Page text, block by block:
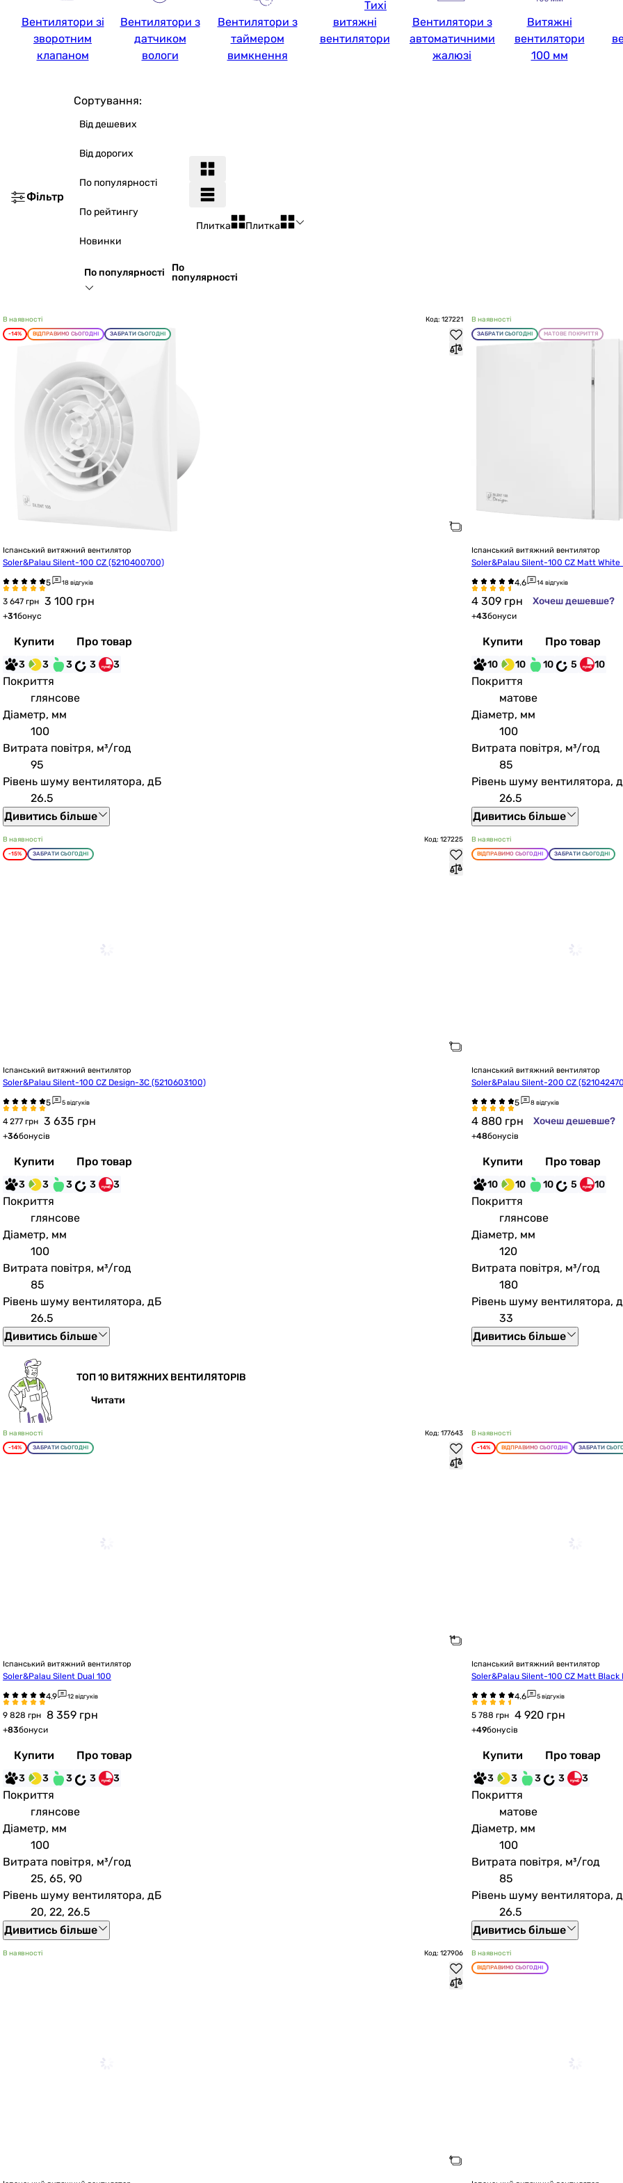
Вентилятори зі
зворотним
клапаном
Вентилятори з
датчиком
вологи
Вентилятори з
таймером
вимкнення
Тихі
витяжні
вентилятори
Вентилятори з
автоматичними
жалюзі
Витяжні
вентилятори
100 мм
Фільтр
Сортування:
Від дешевих
Від дорогих
По популярності
По рейтингу
Новинки
По популярності
По
популярності
Плитка Плитка
В наявності Код: 127221
-14% ВІДПРАВИМО СЬОГОДНІ ЗАБРАТИ СЬОГОДНІ
Іспанський витяжний вентилятор
Soler&Palau Silent-100 CZ (5210400700)
18 відгуків
3 647 грн 3 100 грн
+31бонус
Купити Про товар
3 3 3 3 3
Покриття
глянсове
Діаметр, мм
100
Витрата повітря, м³/год
95
Рівень шуму вентилятора, дБ
26.5
Дивитись більше
В наявності
ЗАБРАТИ СЬОГОДНІ МАТОВЕ ПОКРИТТЯ
Іспанський витяжний вентилятор
Soler&Palau Silent-100 CZ Matt White
14 відгуків
4 309 грн Хочеш дешевше?
+43бонуси
Купити Про товар
10 10 10 5 10
Покриття
матове
Діаметр, мм
100
Витрата повітря, м³/год
85
Рівень шуму вентилятора,
26.5
Дивитись більше
В наявності Код: 127225
-15% ЗАБРАТИ СЬОГОДНІ
Іспанський витяжний вентилятор
Soler&Palau Silent-100 CZ Design-3C (5210603100)
5 відгуків
4 277 грн 3 635 грн
+36бонусів
Купити Про товар
3 3 3 3 3
Покриття
глянсове
Діаметр, мм
100
Витрата повітря, м³/год
85
Рівень шуму вентилятора, дБ
26.5
Дивитись більше
В наявності
ВІДПРАВИМО СЬОГОДНІ ЗАБРАТИ СЬОГОДНІ
Іспанський витяжний вентилятор
Soler&Palau Silent-200 CZ
8 відгуків
4 880 грн Хочеш дешевше?
+48бонусів
Купити Про товар
10 10 10 5 10
Покриття
глянсове
Діаметр, мм
120
Витрата повітря, м³/год
180
Рівень шуму вентилятора,
33
Дивитись більше
ТОП 10 ВИТЯЖНИХ ВЕНТИЛЯТОРІВ
Читати
В наявності Код: 177643
-14% ЗАБРАТИ СЬОГОДНІ
Іспанський витяжний вентилятор
Soler&Palau Silent Dual 100
12 відгуків
9 828 грн 8 359 грн
+83бонуси
Купити Про товар
3 3 3 3 3
Покриття
глянсове
Діаметр, мм
100
Витрата повітря, м³/год
25, 65, 90
Рівень шуму вентилятора, дБ
20, 22, 26.5
Дивитись більше
В наявності
-14% ВІДПРАВИМО СЬОГОДНІ ЗАБРАТИ
Іспанський витяжний вентилятор
Soler&Palau Silent-100 CZ Matt Black
5 відгуків
5 788 грн 4 920 грн
+49бонусів
Купити Про товар
3 3 3 3 3
Покриття
матове
Діаметр, мм
100
Витрата повітря, м³/год
85
Рівень шуму вентилятора,
26.5
Дивитись більше
В наявності Код: 127906 В наявності
ВІДПРАВИМО СЬОГОДНІ